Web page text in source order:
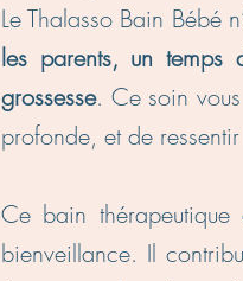
Le Thalasso Bain Bébé
les parents, un temps
grossesse. Ce soin
profonde, et de
Ce bain
bienveillance. Il